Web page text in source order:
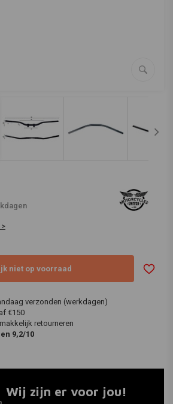
niet op voorraad
verzonden (werkdagen)
€150
retourneren
9,2/10
Wij zijn er voor jou!